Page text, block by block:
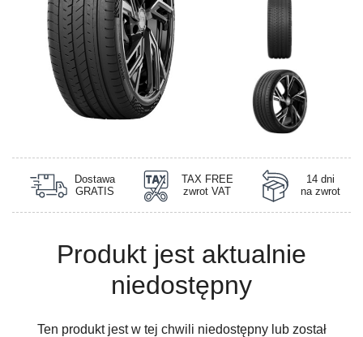
Dostawa
GRATIS
TAX FREE
zwrot VAT
14 dni
na zwrot
Produkt jest aktualnie
niedostępny
Ten produkt jest w tej chwili niedostępny lub został